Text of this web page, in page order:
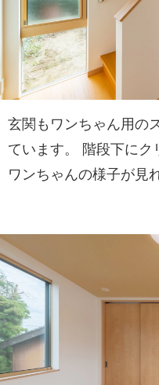
玄関もワンちゃん用の
ています。 階段下に
ワンちゃんの様子が見